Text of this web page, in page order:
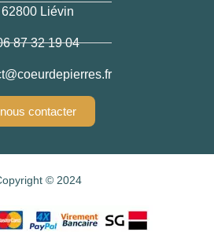
62800 Liévin
87 32 19 04
@coeurdepierres.fr
nous contacter
© 2024